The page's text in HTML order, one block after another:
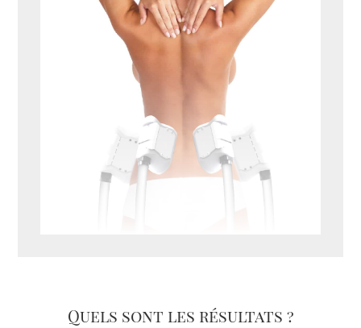
Quels sont les résultats ?